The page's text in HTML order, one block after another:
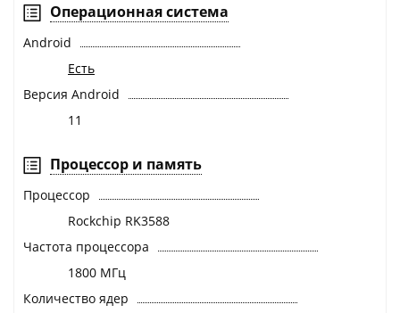
Операционная система
Android
Есть
Версия Android
11
Процессор и память
Процессор
Rockchip RK3588
Частота процессора
1800 МГц
Количество ядер